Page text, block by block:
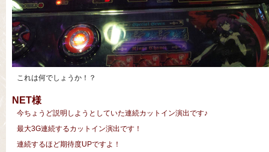
これは何でしょうか！？
NET様
今ちょうど説明しようとしていた連続カットイン演出です♪
最大3G連続するカットイン演出です！
連続するほど期待度UPですよ！